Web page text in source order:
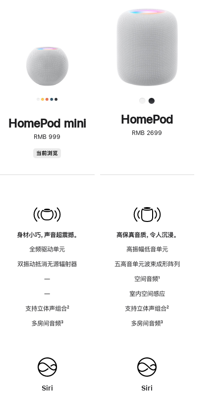
HomePod mini
RMB 999
当前浏览
身材小巧，声音超震撼。
全频驱动单元
双振动抵消无源辐射器
—
—
支持立体声组合脚
²
多房间音频脚
³
Siri
步
了
解
HomePod<
HomePod
RMB 2699
高保真音质，令人沉浸。
高振幅低音单元
五高音单元波束成形阵列
空间音频脚
¹
室内空间感应
支持立体声组合脚
²
多房间音频脚
³
Siri